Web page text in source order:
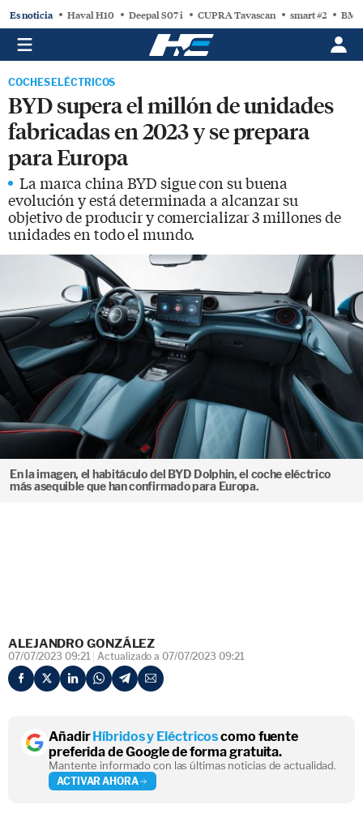
Es noticia Haval H10 Deepal S07 i CUPRA Tavascan smart #2
COCHES ELÉCTRICOS
BYD supera el millón de unidades
fabricadas en 2023 y se prepara
para Europa
La marca china BYD sigue con su buena
evolución y está determinada a alcanzar su
objetivo de producir y comercializar 3 millones de
unidades en todo el mundo.
En la imagen, el habitáculo del BYD Dolphin, el coche eléctrico
más asequible que han confirmado para Europa.
ALEJANDRO GONZÁLEZ
07/07/2023 09:21 Actualizado a 07/07/2023 09:21
AñadirHíbridos y Eléctricoscomo fuente
preferida de Google de forma gratuita.
Mantente informado con las últimas noticias de actualidad.
ACTIVAR AHORA